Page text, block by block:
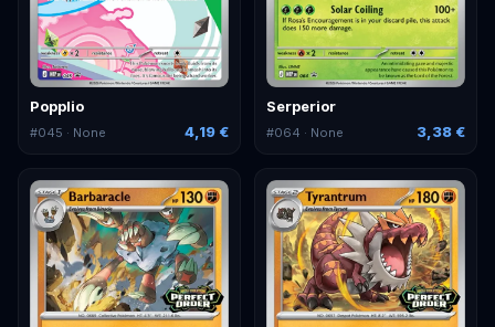
Popplio
#045 · None 4,19 €
Serperior
#064 · None 3,38 €